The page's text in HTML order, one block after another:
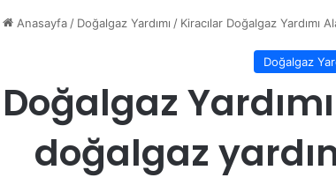
Anasayfa / Doğalgaz Yardımı / Kiracılar Doğalgaz Yardımı
Doğalgaz
doğalgaz